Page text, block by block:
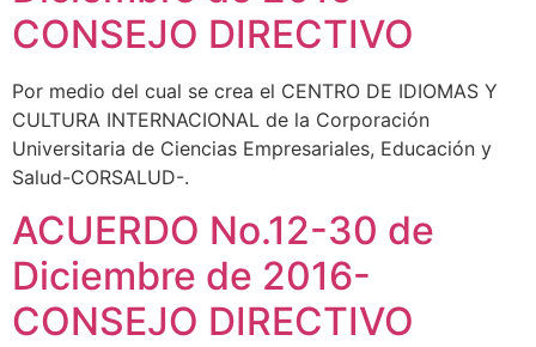
CONSEJO DIRECTIVO
Por medio del cual se crea el CENTRO DE IDIOMAS Y
CULTURA INTERNACIONAL de la Corporación
Universitaria de Ciencias Empresariales, Educación y
Salud-CORSALUD-.
ACUERDO No.12-30 de
Diciembre de 2016-
CONSEJO DIRECTIVO